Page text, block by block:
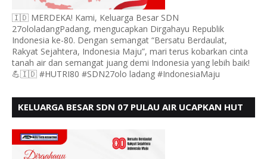
🇮🇩 MERDEKA! Kami, Keluarga Besar SDN
27ololadangPadang, mengucapkan Dirgahayu Republik
Indonesia ke-80. Dengan semangat “Bersatu Berdaulat,
Rakyat Sejahtera, Indonesia Maju”, mari terus kobarkan cinta
tanah air dan semangat juang demi Indonesia yang lebih baik!
💪🇮🇩 #HUTRI80 #SDN27olo ladang #IndonesiaMaju
KELUARGA BESAR SDN 07 PULAU AIR UCAPKAN HUT